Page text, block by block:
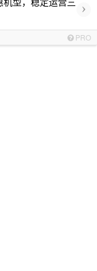
›
PRO